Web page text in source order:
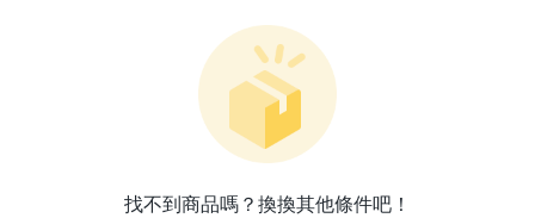
找不到商品嗎？換換其他條件吧！